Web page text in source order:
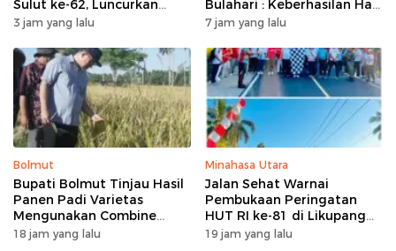
Sulut ke-62, Luncurkan
Program Keringanan Pajak
Kelapa
3 jam yang lalu
Bulahari : Keberhasilan Hari
Ini Bukan Garis Akhir Tapi
7 jam yang lalu
Bolmut
Bupati Bolmut Tinjau Hasil
Panen Padi Varietas
Mengunakan Combine
Harvester
18 jam yang lalu
Minahasa Utara
Jalan Sehat Warnai
Pembukaan Peringatan
HUT RI ke-81 di Likupang
Barat
19 jam yang lalu